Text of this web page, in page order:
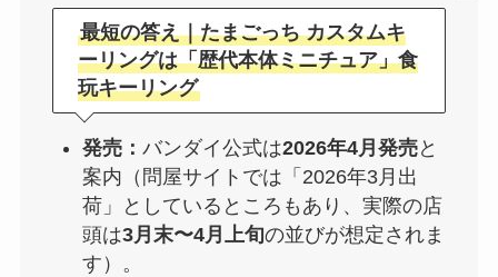
最短の答え｜たまごっち カスタムキ
ーリングは「歴代本体ミニチュア」食
玩キーリング
発売： バンダイ公式は2026年4月発売と
案内（問屋サイトでは「2026年3月出
荷」としているところもあり、実際の店
頭は3月末〜4月上旬の並びが想定されま
す）。